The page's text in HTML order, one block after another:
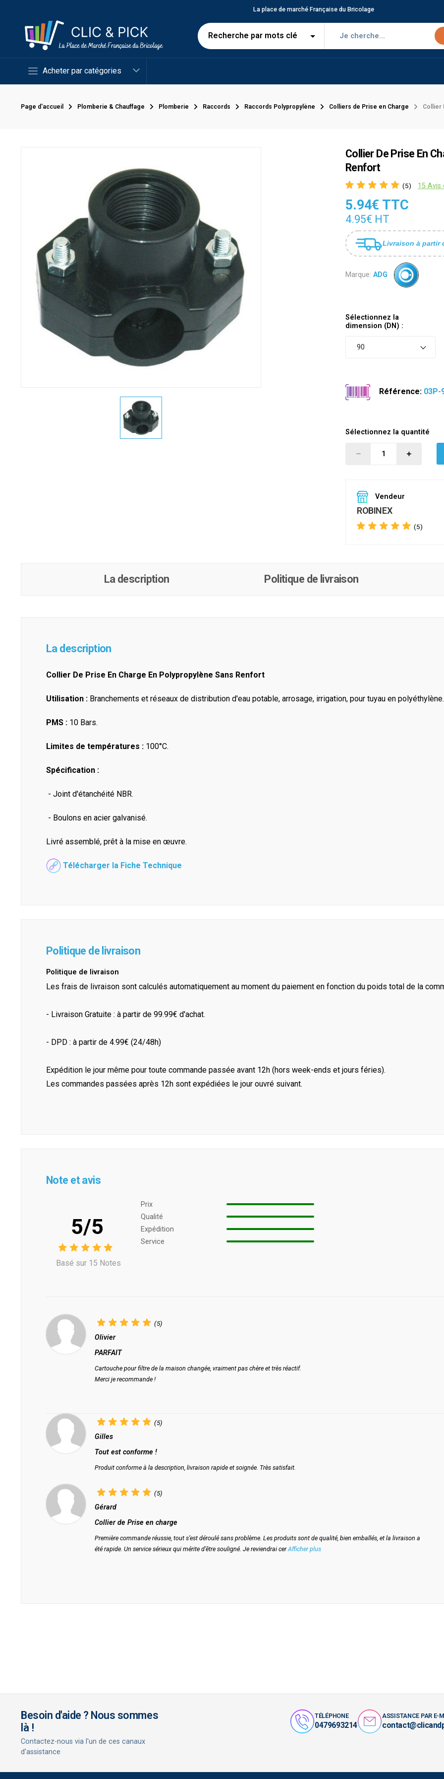
La place de marché Française du Bricolage
Acheter par catégories
Page d'accueil Plomberie & Chauffage Plomberie Raccords Raccords Polypropylène Colliers de Prise en Charge Collier
Collier De Prise En
Renfort
(5) 15 Avis
5.94€ TTC
4.95€ HT
Livraison à partir
Marque: ADG
Sélectionnez la
dimension (DN) :
90
Référence: 03P-
Sélectionnez la quantité
Vendeur
ROBINEX
(5)
La description Politique de livraison
La description
Collier De Prise En Charge En Polypropylène Sans Renfort
Utilisation : Branchements et réseaux de distribution d'eau potable, arrosage, irrigation, pour tuyau en polyéthylène.
PMS : 10 Bars.
Limites de températures : 100°C.
Spécification :
- Joint d'étanchéité NBR.
- Boulons en acier galvanisé.
Livré assemblé, prêt à la mise en œuvre.
Télécharger la Fiche Technique
Politique de livraison
Politique de livraison
Les frais de livraison sont calculés automatiquement au moment du paiement en fonction du poids total de la
- Livraison Gratuite : à partir de 99.99€ d'achat.
- DPD : à partir de 4.99€ (24/48h)
Expédition le jour même pour toute commande passée avant 12h (hors week-ends et jours féries).
Les commandes passées après 12h sont expédiées le jour ouvré suivant.
Note et avis
5/5
Basé sur 15 Notes
Prix ​​
Qualité
Expédition
Service
(5)
Olivier
PARFAIT
Cartouche pour filtre de la maison changée, vraiment pas chère et très réactif.
Merci je recommande !
(5)
Gilles
Tout est conforme !
Produit conforme à la description, livraison rapide et soignée. Très satisfait.
(5)
Gérard
Collier de Prise en charge
Première commande réussie, tout s’est déroulé sans problème. Les produits sont de qualité, bien emballés, et la livraison a
été rapide. Un service sérieux qui mérite d’être souligné. Je reviendrai cerAfficher plus
Besoin d'aide ? Nous sommes
là !
Contactez-nous via l'un de ces canaux
d'assistance
TÉLÉPHONE
0479693214
ASSISTANCE PAR E-